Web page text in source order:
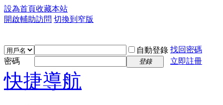
設為首頁收藏本站
開啟輔助訪問 切換到窄版
自動登錄 找回密碼
密碼
登錄 立即註冊
快捷導航